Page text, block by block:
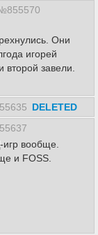
Они
игорей
завели.
DELETED
вообще.
и FOSS.